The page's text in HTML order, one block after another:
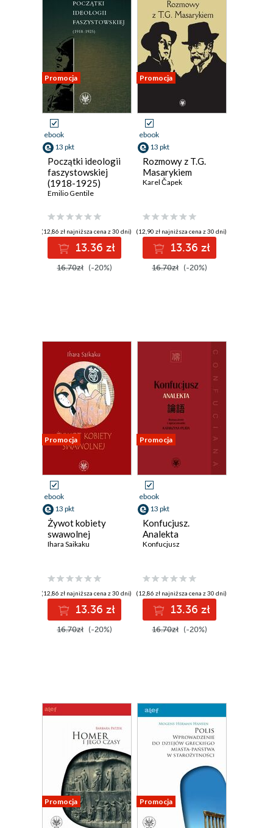
Promocja
ebook
13 pkt
Początki ideologii
faszystowskiej
(1918-1925)
Emilio Gentile
(12,86 zł najniższa cena z 30 dni)
13.36 zł
16.70zł (-20%)
Promocja
ebook
13 pkt
Rozmowy z T.G.
Masarykiem
Karel Čapek
(12,90 zł najniższa cena z 30 dni)
13.36 zł
16.70zł (-20%)
Promocja
ebook
13 pkt
Żywot kobiety
swawolnej
Ihara Saikaku
(12,86 zł najniższa cena z 30 dni)
13.36 zł
16.70zł (-20%)
Promocja
ebook
13 pkt
Konfucjusz.
Analekta
Konfucjusz
(12,86 zł najniższa cena z 30 dni)
13.36 zł
16.70zł (-20%)
Promocja Promocja